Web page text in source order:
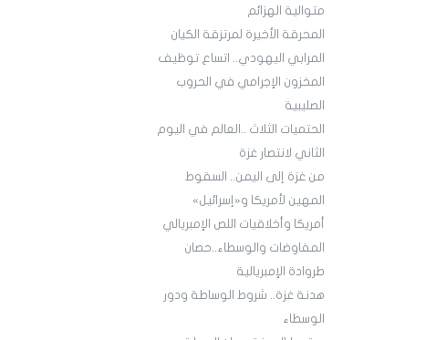
متوالية الهزائم
المحرقة الأخيرة لمرتزقة الكيان
المرابي اليهودي.. اتساع توظيف
المخزون الإجرامي في الحروب
الصليبية
الحتميات الثلاث ..العالم في اليوم
الثاني لانتصار غزة
من غزة إلى اليمن.. السقوط
المهين لأمريكا و«إسرائيل»
أمريكا وأخلاقيات اللص الإمبريالي
المفاوضات والوسطاء..حصان
طروادة الإمبريالية
هدنة غزة.. شروط الوساطة ودور
الوسطاء